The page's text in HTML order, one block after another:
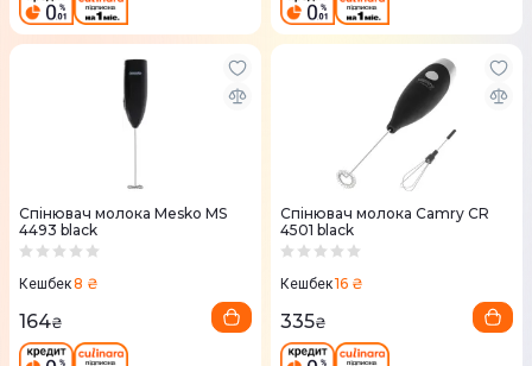
Спінювач молока Mesko MS
4493 black
Кешбек8 ₴
164₴
Спінювач молока Camry CR
4501 black
Кешбек16 ₴
335₴